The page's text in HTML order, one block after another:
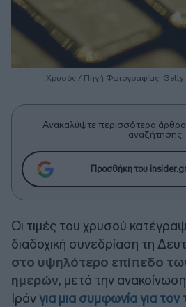
Χρυσός / Πηγή Φωτογραφίας: Getty
Ανακαλύψτε περισσότερα
αναζήτησης.
Προσθήκη του
Οι τιμές του χρυσού
διαδοχική συνεδρίαση τη
στο υψηλότερο επίπεδο
ημερών, μετά την
Ιράνγια μια συμφωνία για